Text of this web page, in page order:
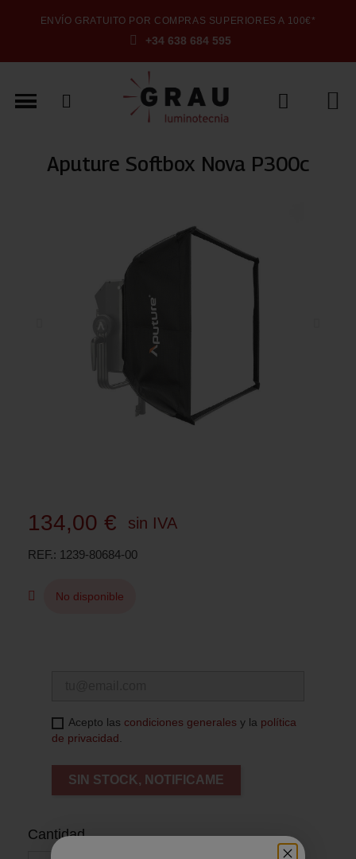
ENVÍO GRATUITO POR COMPRAS SUPERIORES A 100€*
+34 638 684 595
Aputure Softbox Nova P300c
134,00 € sin IVA
REF. 1239-80684-00
No disponible
Acepto las condiciones generales y la política
de privacidad.
SIN STOCK, NOTIFICAME
Cantidad